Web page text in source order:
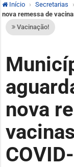
Início Secretarias
nova remessa de
Vacinação!
nova